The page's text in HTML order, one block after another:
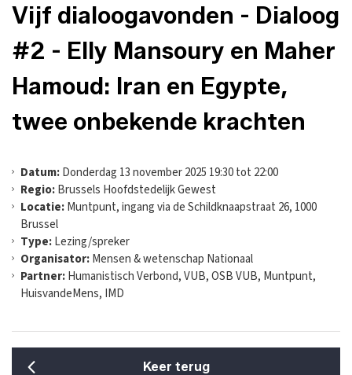
Vijf dialoogavonden - Dialoog
#2 - Elly Mansoury en Maher
Hamoud: Iran en Egypte,
twee onbekende krachten
Datum:Donderdag 13 november 2025 19:30 tot 22:00
Regio:Brussels Hoofdstedelijk Gewest
Locatie:Muntpunt, ingang via de Schildknaapstraat 26, 1000
Brussel
Type:Lezing/spreker
Organisator:Mensen & wetenschap Nationaal
Partner:Humanistisch Verbond, VUB, OSB VUB, Muntpunt,
HuisvandeMens, IMD
Keer terug